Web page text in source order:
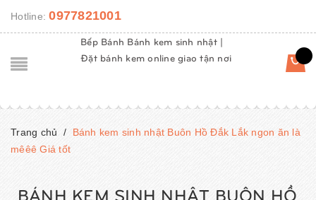
Hotline:0977821001
Bếp Bánh Bánh kem sinh nhật |
Đặt bánh kem online giao tận nơi
Trang chủ /
Bánh kem sinh nhật Buôn Hồ Đắk Lắk ngon ăn là
mêêê Giá tốt
BÁNH KEM SINH NHẬT BUÔN HỒ